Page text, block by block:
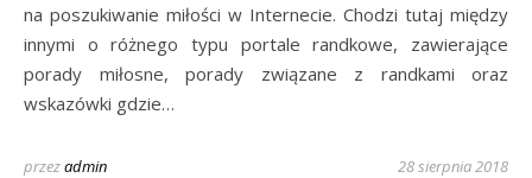
na poszukiwanie miłości w Internecie. Chodzi tutaj między
innymi o różnego typu portale randkowe, zawierające
porady miłosne, porady związane z randkami oraz
wskazówki gdzie…
przezadmin 28 sierpnia 2018